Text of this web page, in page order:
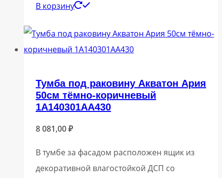
В корзину
Тумба под раковину Акватон Ария
50см тёмно-коричневый
1A140301AA430
8 081,00₽
В тумбе за фасадом расположен ящик из
декоративной влагостойкой ДСП со